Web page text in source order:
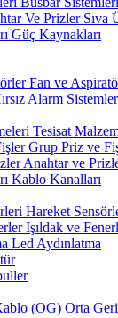
Sıva
Güç Kaynakları
Fan ve
Tesisat
Grup Priz ve
Anahtar ve
Kablo Kanalları
Hareket
Işıldak ve
Led Aydınlatma
Orta